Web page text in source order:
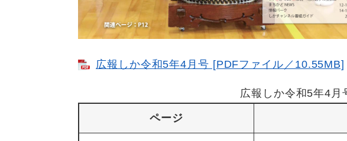
広報しか令和5年4月号 [PDFファイル／10.55MB]
広報しか令和5年4月
ページ